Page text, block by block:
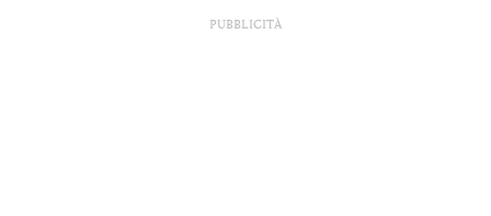
PUBBLICITÀ